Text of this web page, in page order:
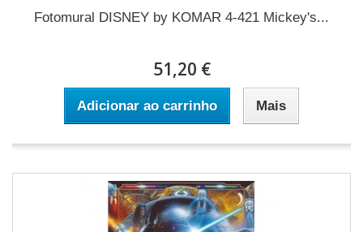
Fotomural DISNEY by KOMAR 4-421 Mickey's...
51,20 €
Adicionar ao carrinho Mais